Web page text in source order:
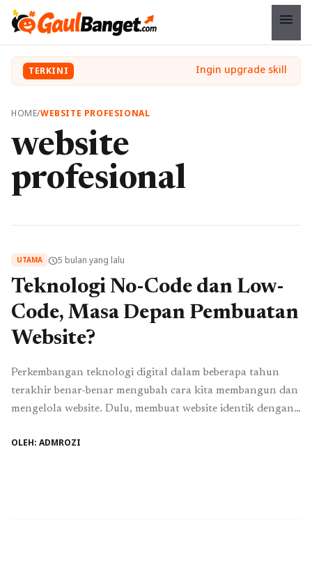
menu
TERKINI
HOME/WEBSITE PROFESIONAL
website
profesional
UTAMA schedule5 bulan yang lalu
Teknologi No-Code dan Low-
Code, Masa Depan Pembuatan
Website?
Perkembangan teknologi digital dalam beberapa tahun
terakhir benar-benar mengubah cara kita membangun dan
mengelola website. Dulu, membuat website identik dengan
serta waktu pengerjaan yang tidak sebentar. Namun kini,
OLEH: ADMROZI